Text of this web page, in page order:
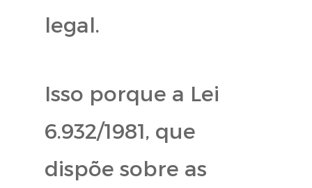
legal.
Isso porque a Lei
6.932/1981, que
dispõe sobre as